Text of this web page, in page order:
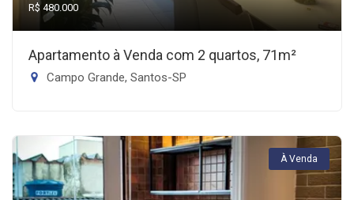
R$ 480.000
Apartamento à Venda com 2 quartos, 71m²
Campo Grande, Santos-SP
À Venda